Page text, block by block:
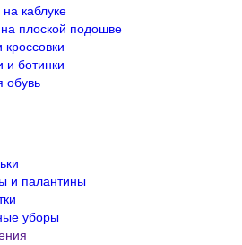
каблуке
плоской подошве
и ботинки
обувь
и палантины
уборы